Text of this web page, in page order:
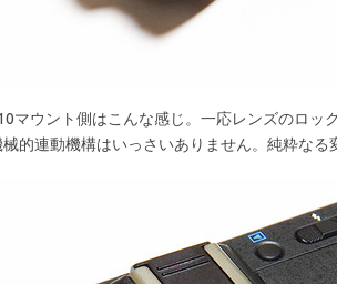
マウント側はこんな感じ。一応レンズのロッ
的連動機構はいっさいありません。純粋なる